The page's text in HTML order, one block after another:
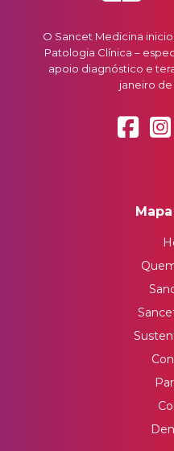
O Sancet Medicina
Patologia Clínica –
apoio diagnóstico e
janeiro de